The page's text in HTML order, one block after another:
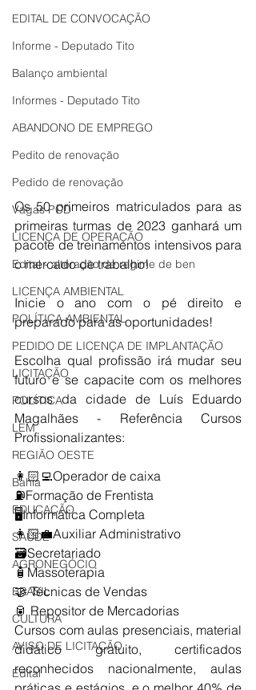
EDITAL DE CONVOCAÇÃO
Informe - Deputado Tito
Balanço ambiental
Informes - Deputado Tito
ABANDONO DE EMPREGO
Pedito de renovação
Pedido de renovação
Vagas PCD
LICENÇA DE OPERAÇÃO
Edital - alteração de regime de ben
LICENÇA AMBIENTAL
POLÍTICA AMBIENTAL
PEDIDO DE LICENÇA DE IMPLANTAÇÃO
LICITAÇÃO
POLÍTICA
LEM
REGIÃO OESTE
Bahia
EDUCAÇÃO
SAÚDE
AGRONEGÓCIO
BRASIL
CULTURA
AVISO DE LICITAÇÃO
Edital
Os 50 primeiros matriculados para as
primeiras turmas de 2023 ganhará um
pacote de treinamentos intensivos para
o mercado de trabalho!
Inicie o ano com o pé direito e
preparado para as oportunidades!
Escolha qual profissão irá mudar seu
futuro e se capacite com os melhores
cursos da cidade de Luís Eduardo
Magalhães - Referência Cursos
Profissionalizantes:
👩🏻‍💻Operador de caixa
⛽Formação de Frentista
🖥️Informática Completa
👩🏻‍💼Auxiliar Administrativo
🗃️Secretariado
🧴Massoterapia
🤝 Técnicas de Vendas
🥫 Repositor de Mercadorias
Cursos com aulas presenciais, material
didático gratuito, certificados
reconhecidos nacionalmente, aulas